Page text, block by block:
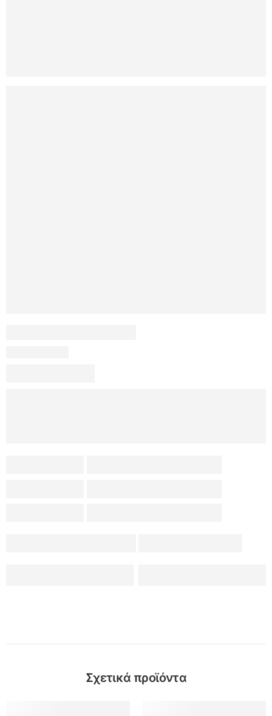
Σχετικά προϊόντα